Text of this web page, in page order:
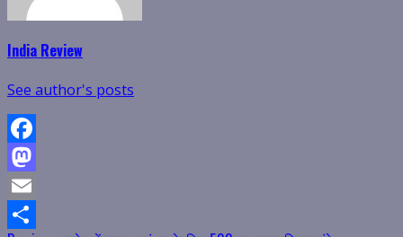
India Review
See author's posts
Facebook
Mastodon
Email